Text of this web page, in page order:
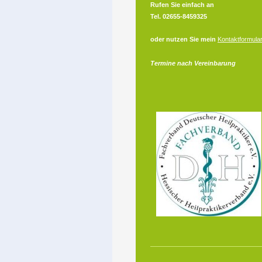
Rufen Sie einfach an
Tel. 02655-8459325
oder nutzen Sie mein Kontaktformular
Termine nach Vereinbarung